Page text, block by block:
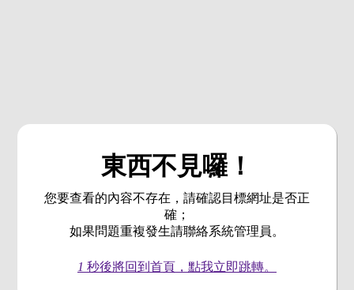
東西不見囉！
您要查看的內容不存在，請確認目標網址是否正
確；
如果問題重複發生請聯絡系統管理員。
1 秒後將回到首頁，點我立即跳轉。